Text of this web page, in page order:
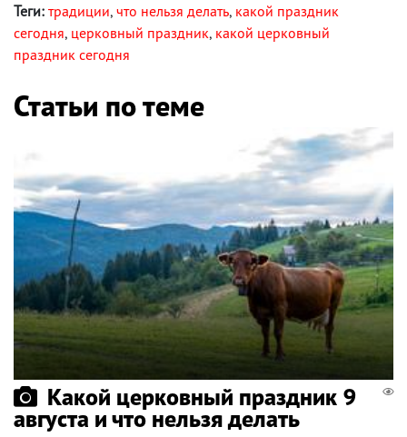
Теги: традиции, что нельзя делать, какой праздник
сегодня, церковный праздник, какой церковный
праздник сегодня
Статьи по теме
Какой церковный праздник 9
августа и что нельзя делать